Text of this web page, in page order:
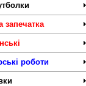
запечатка
роботи